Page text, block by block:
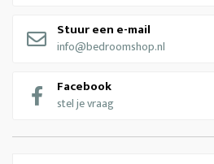
Stuur een e-mail
info@bedroomshop.nl
Facebook
stel je vraag